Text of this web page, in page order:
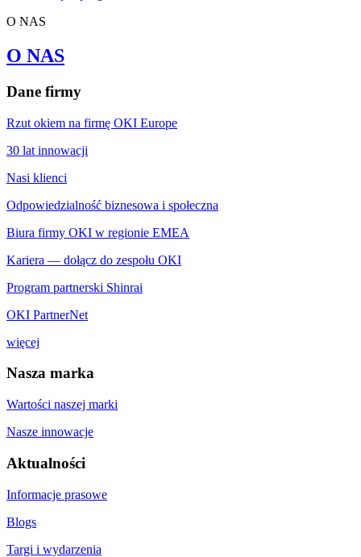
O NAS
O NAS
Dane firmy
Rzut okiem na firmę OKI Europe
30 lat innowacji
Nasi klienci
Odpowiedzialność biznesowa i społeczna
Biura firmy OKI w regionie EMEA
Kariera — dołącz do zespołu OKI
Program partnerski Shinrai
OKI PartnerNet
więcej
Nasza marka
Wartości naszej marki
Nasze innowacje
Aktualności
Informacje prasowe
Blogs
Targi i wydarzenia